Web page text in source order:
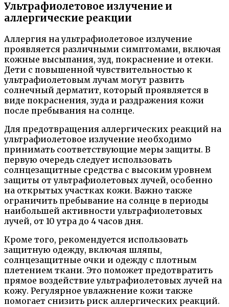
Ультрафиолетовое излучение и
аллергические реакции
Аллергия на ультрафиолетовое излучение
проявляется различными симптомами, включая
кожные высыпания, зуд, покраснение и отеки.
Дети с повышенной чувствительностью к
ультрафиолетовым лучам могут развить
солнечный дерматит, который проявляется в
виде покраснения, зуда и раздражения кожи
после пребывания на солнце.
Для предотвращения аллергических реакций на
ультрафиолетовое излучение необходимо
принимать соответствующие меры защиты. В
первую очередь следует использовать
солнцезащитные средства с высоким уровнем
защиты от ультрафиолетовых лучей, особенно
на открытых участках кожи. Важно также
ограничить пребывание на солнце в периоды
наибольшей активности ультрафиолетовых
лучей, от 10 утра до 4 часов дня.
Кроме того, рекомендуется использовать
защитную одежду, включая шляпы,
солнцезащитные очки и одежду с плотным
плетением ткани. Это поможет предотвратить
прямое воздействие ультрафиолетовых лучей на
кожу. Регулярное увлажнение кожи также
помогает снизить риск аллергических реакций.